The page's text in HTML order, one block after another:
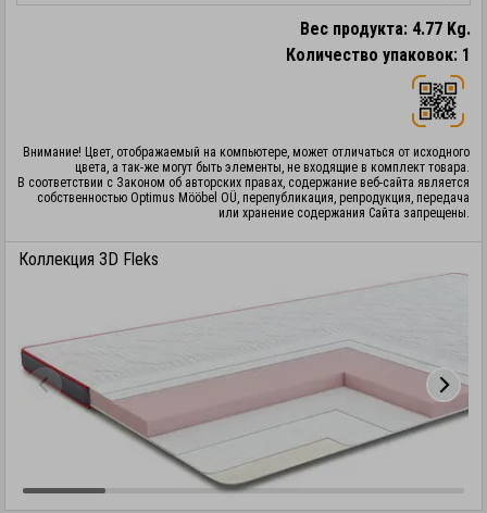
Вес продукта: 4.77 Kg.
Количество упаковок: 1
Внимание! Цвет, отображаемый на компьютере, может отличаться от исходного
цвета, а так-же могут быть элементы, не входящие в комплект товара.
В соответствии с Законом об авторских правах, содержание веб-сайта является
собственностью Optimus Mööbel OÜ, перепубликация, репродукция, передача
или хранение содержания Сайта запрещены.
Коллекция 3D Fleks